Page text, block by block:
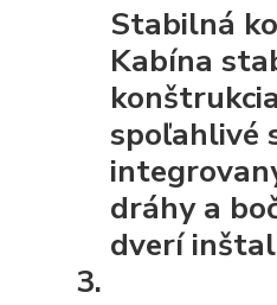
Stabilná
Kabína
spoľahlivé
dráhy a
dverí